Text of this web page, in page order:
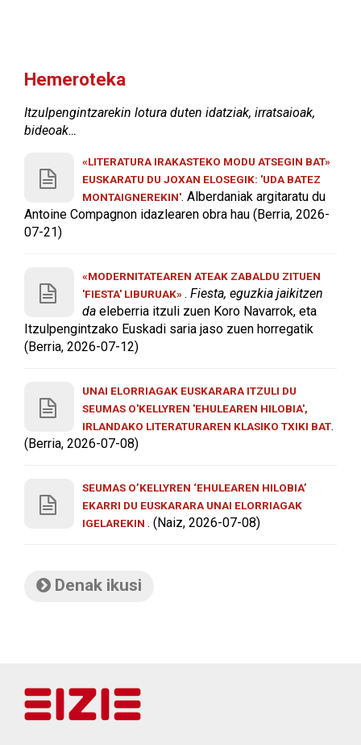
Hemeroteka
Itzulpengintzarekin lotura duten idatziak, irratsaioak,
bideoak…
«LITERATURA IRAKASTEKO MODU ATSEGIN BAT»
EUSKARATU DU JOXAN ELOSEGIK: 'UDA BATEZ
MONTAIGNEREKIN'. Alberdaniak argitaratu du
Antoine Compagnon idazlearen obra hau (Berria, 2026-
07-21)
«MODERNITATEAREN ATEAK ZABALDU ZITUEN
'FIESTA' LIBURUAK». Fiesta, eguzkia jaikitzen
da eleberria itzuli zuen Koro Navarrok, eta
Itzulpengintzako Euskadi saria jaso zuen horregatik
(Berria, 2026-07-12)
UNAI ELORRIAGAK EUSKARARA ITZULI DU
SEUMAS O'KELLYREN 'EHULEAREN HILOBIA',
IRLANDAKO LITERATURAREN KLASIKO TXIKI BAT.
(Berria, 2026-07-08)
SEUMAS O’KELLYREN ‘EHULEAREN HILOBIA’
EKARRI DU EUSKARARA UNAI ELORRIAGAK
IGELAREKIN . (Naiz, 2026-07-08)
Denak ikusi